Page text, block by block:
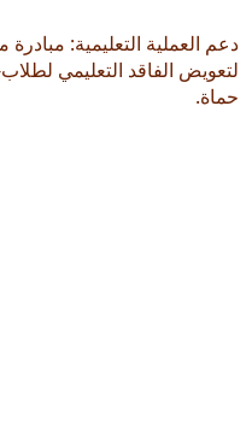
دعم العملية التعليمية:
لتعويض الفاقد التعليمي
حماة.